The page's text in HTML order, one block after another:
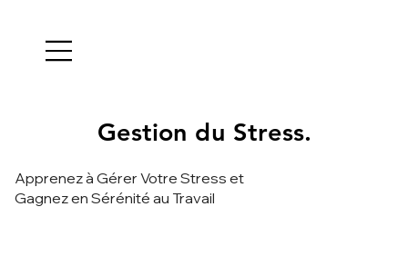
Gestion du Stress.
Gestion du Stress.
Apprenez à Gérer Votre Stress et
Gagnez en Sérénité au Travail